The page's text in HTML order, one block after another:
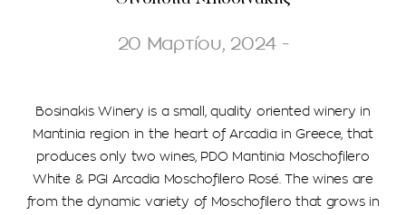
20 Μαρτίου, 2024 -
Bosinakis Winery is a small, quality oriented winery in
Mantinia region in the heart of Arcadia in Greece, that
produces only two wines, PDO Mantinia Moschofilero
White & PGI Arcadia Moschofilero Rosé. The wines are
from the dynamic variety of Moschofilero that grows in